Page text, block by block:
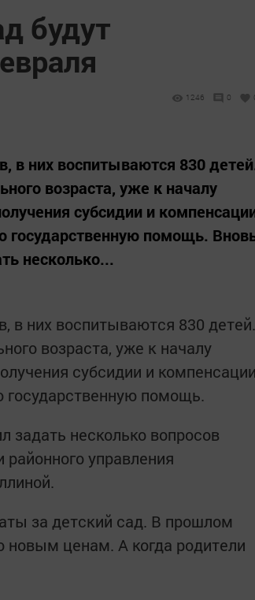
будут
1246 0
в них воспитываются 830
возраста, уже к началу
субсидии и
государственную помощь.
несколько...
в них воспитываются 830 детей.
возраста, уже к началу
субсидии и
помощь.
задать несколько вопросов
управления
за детский сад. В прошлом
новым ценам. А когда родители